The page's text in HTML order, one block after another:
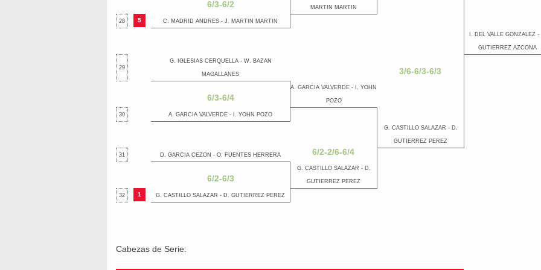
6/3-6/2 MARTIN MARTIN
28 5 C. MADRID ANDRES - J. MARTIN MARTIN
3/6-6/3-6/3
I. DEL VALLE GONZALEZ -
GUTIERREZ AZCONA
29
G. IGLESIAS CERQUELLA - W. BAZAN
MAGALLANES
6/3-6/4
A. GARCIA VALVERDE - I. YOHN
POZO
30 A. GARCIA VALVERDE - I. YOHN POZO
6/2-2/6-6/4
G. CASTILLO SALAZAR - D.
GUTIERREZ PEREZ
31 D. GARCIA CEZON - O. FUENTES HERRERA
6/2-6/3
G. CASTILLO SALAZAR - D.
GUTIERREZ PEREZ
32 1 G. CASTILLO SALAZAR - D. GUTIERREZ PEREZ
Cabezas de Serie: